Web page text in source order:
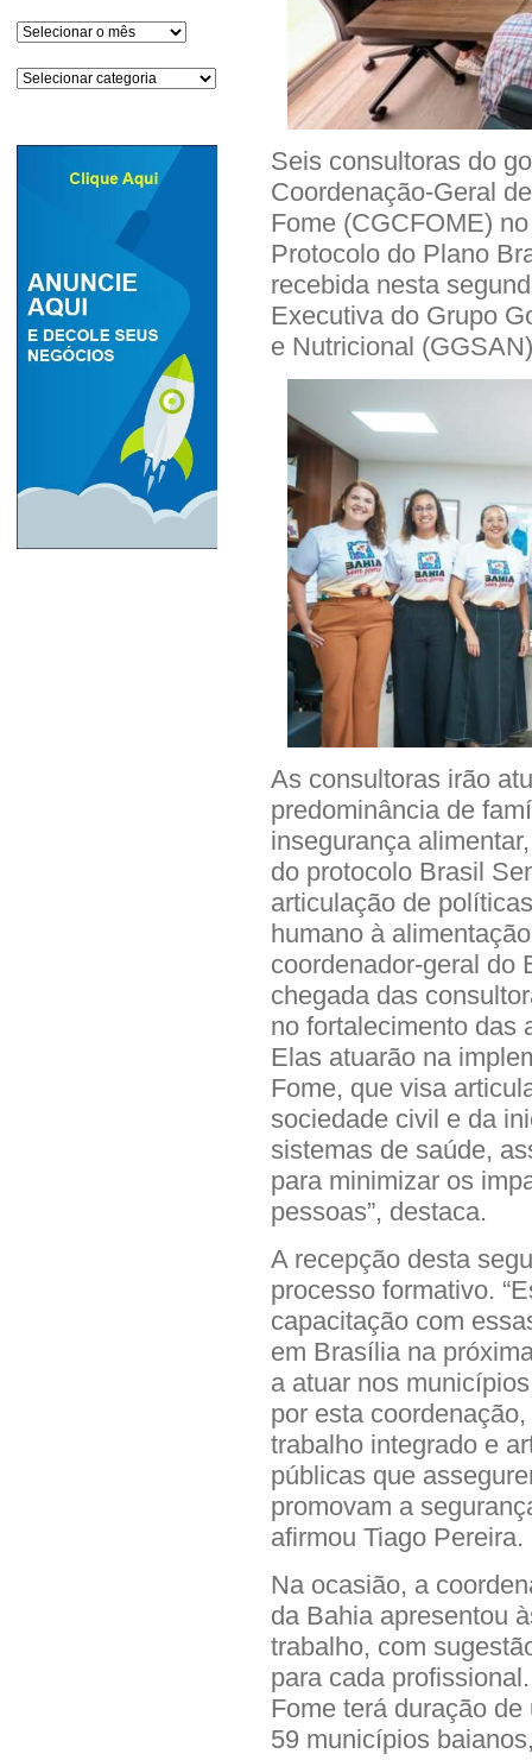
Arquivos
Categorias
Seis consultoras do
Coordenação-Geral
Fome (CGCFOME)
Protocolo do Plano
recebida nesta
Executiva do Grupo
e Nutricional
As consultoras irão
predominância de
insegurança
do protocolo Brasil
articulação de
humano à
coordenador-geral do
chegada das
no fortalecimento das
Elas atuarão na
Fome, que visa
sociedade civil e da
sistemas de saúde,
para minimizar os
pessoas”, destaca.
A recepção desta
processo formativo.
capacitação com
em Brasília na
a atuar nos
por esta
trabalho integrado e
públicas que
promovam a
afirmou Tiago Pereira.
Na ocasião, a
da Bahia apresentou
trabalho, com
para cada
Fome terá duração
59 municípios